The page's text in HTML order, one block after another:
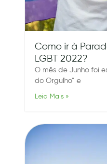
Como ir à
LGBT 2022?
O mês de Junho foi
do Orgulho” e
Leia Mais »